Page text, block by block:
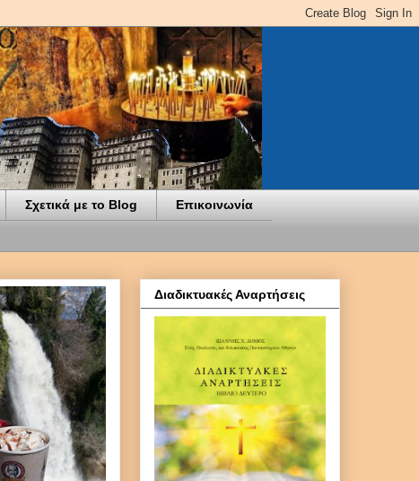
Σχετικά με το Blog Επικοινωνία
Διαδικτυακές Αναρτήσεις